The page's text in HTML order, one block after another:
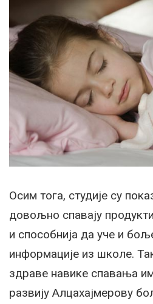
Осим тога, студије су
довољно спавају
и способнија да уче и
информације из школе.
здраве навике спавања
развију Алцахајмерову